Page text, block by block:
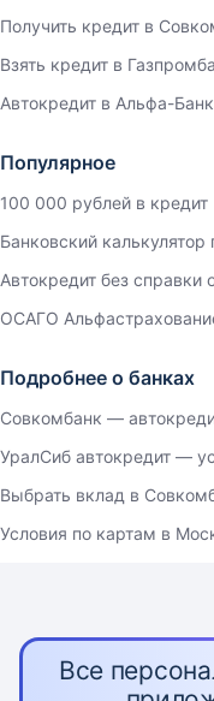
Получить кредит в
Взять кредит в
Автокредит в Альфа-Банк
Популярное
100 000 рублей в кредит
Банковский калькулятор
Автокредит без справки
ОСАГО
Подробнее о банках
Совкомбанк —
УралСиб автокредит —
Выбрать вклад в
Условия по картам в
Все